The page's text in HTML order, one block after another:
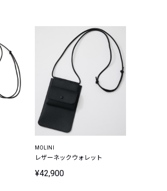
MOLINI
レザーネックウォレット
¥42,900